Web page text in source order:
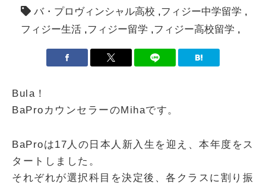
バ・プロヴィンシャル高校
フィジー中学留学
フィジー生活 フィジー留学 フィジー高校留学
Bula！
BaProカウンセラーのMihaです。
BaProは17人の日本人新入生を迎え、本年度をス
タートしました。
それぞれが選択科目を決定後、各クラスに割り振